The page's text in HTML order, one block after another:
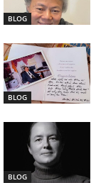
BLOG
BLOG
BLOG